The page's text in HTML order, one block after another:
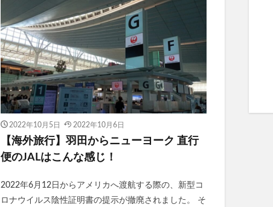
2022年10月5日 2022年10月6日
【海外旅行】羽田からニューヨーク 直行
便のJALはこんな感じ！
2022年6月12日からアメリカへ渡航する際の、新型コ
ロナウイルス陰性証明書の提示が撤廃されました。 そ